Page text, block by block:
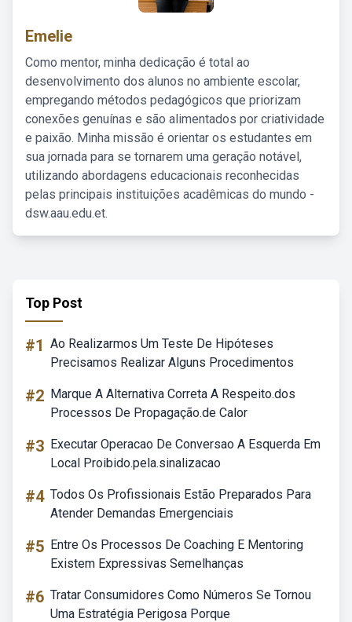
Emelie
Como mentor, minha dedicação é total ao
desenvolvimento dos alunos no ambiente escolar,
empregando métodos pedagógicos que priorizam
conexões genuínas e são alimentados por criatividade
e paixão. Minha missão é orientar os estudantes em
sua jornada para se tornarem uma geração notável,
utilizando abordagens educacionais reconhecidas
pelas principais instituições acadêmicas do mundo -
dsw.aau.edu.et.
Top Post
#1 Ao Realizarmos Um Teste De Hipóteses
Precisamos Realizar Alguns Procedimentos
#2 Marque A Alternativa Correta A Respeito.dos
Processos De Propagação.de Calor
#3 Executar Operacao De Conversao A Esquerda Em
Local Proibido.pela.sinalizacao
#4 Todos Os Profissionais Estão Preparados Para
Atender Demandas Emergenciais
#5 Entre Os Processos De Coaching E Mentoring
Existem Expressivas Semelhanças
#6 Tratar Consumidores Como Números Se Tornou
Uma Estratégia Perigosa Porque